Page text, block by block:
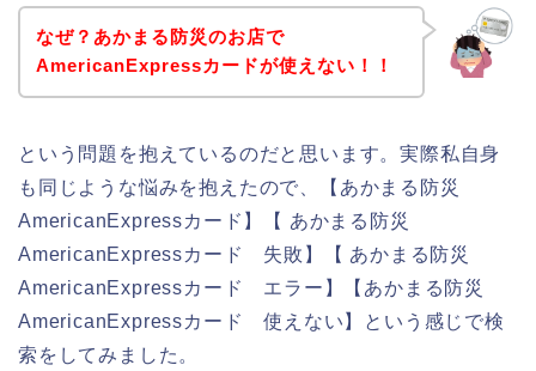
なぜ？あかまる防災のお店で
AmericanExpressカードが使えない！！
という問題を抱えているのだと思います。実際私自身
も同じような悩みを抱えたので、【あかまる防災
AmericanExpressカード】【 あかまる防災
AmericanExpressカード 失敗】【 あかまる防災
AmericanExpressカード エラー】【あかまる防災
AmericanExpressカード 使えない】という感じで検
索をしてみました。